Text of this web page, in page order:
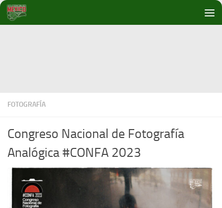
Debajo del contenido
FOTOGRAFÍA
Congreso Nacional de Fotografía
Analógica #CONFA 2023